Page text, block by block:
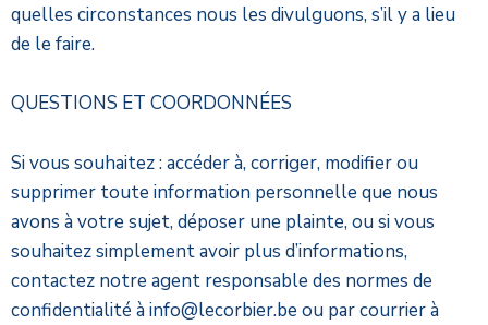
quelles circonstances nous les divulguons, s’il y a lieu
de le faire.
QUESTIONS ET COORDONNÉES
Si vous souhaitez : accéder à, corriger, modifier ou
supprimer toute information personnelle que nous
avons à votre sujet, déposer une plainte, ou si vous
souhaitez simplement avoir plus d’informations,
contactez notre agent responsable des normes de
confidentialité à info@lecorbier.be ou par courrier à